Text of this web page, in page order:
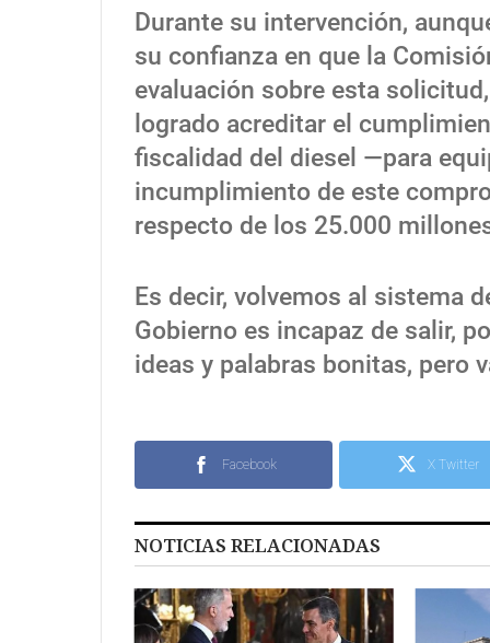
Durante su intervención,
su confianza en que la
evaluación sobre esta
logrado acreditar el
fiscalidad del diesel —para
incumplimiento de este
respecto de los 25.000
Es decir, volvemos al sistema
Gobierno es incapaz de salir,
ideas y palabras bonitas, pero
Facebook X Twitter
NOTICIAS RELACIONADAS